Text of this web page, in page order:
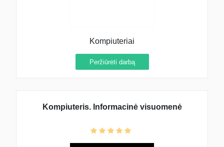
Kompiuteriai
Peržiūrėti darbą
Kompiuteris. Informacinė visuomenė